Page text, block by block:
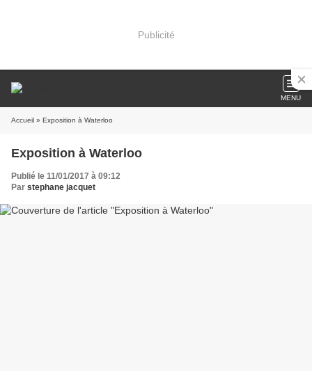
Publicité
MENU
Accueil » Exposition à Waterloo
Exposition à Waterloo
Publié le 11/01/2017 à 09:12
Par stephane jacquet